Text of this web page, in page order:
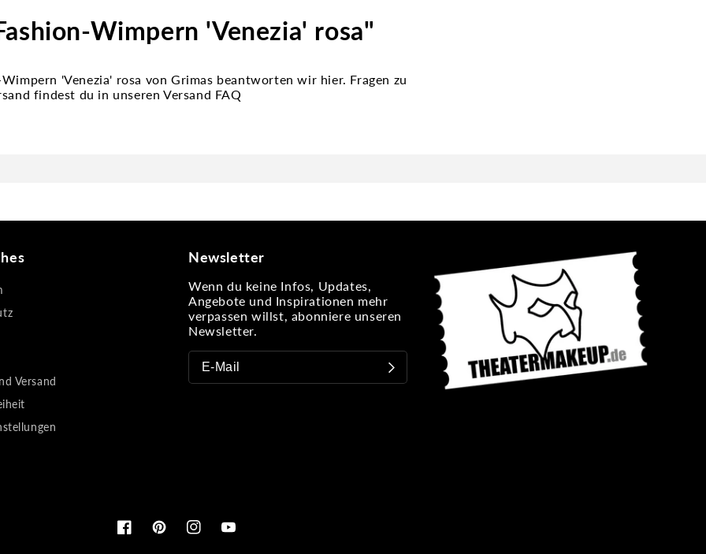
Wimpern 'Venezia' rosa"
Wimpern 'Venezia' rosa von Grimas beantworten wir hier. Fragen zu
findest du in unseren Versand FAQ
Versand
Newsletter
Wenn du keine Infos, Updates,
Angebote und Inspirationen mehr
verpassen willst, abonniere unseren
Newsletter.
FacebookPinterestInstagramYouTube